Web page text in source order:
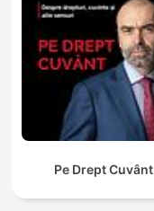
Pe Drept Cuvânt